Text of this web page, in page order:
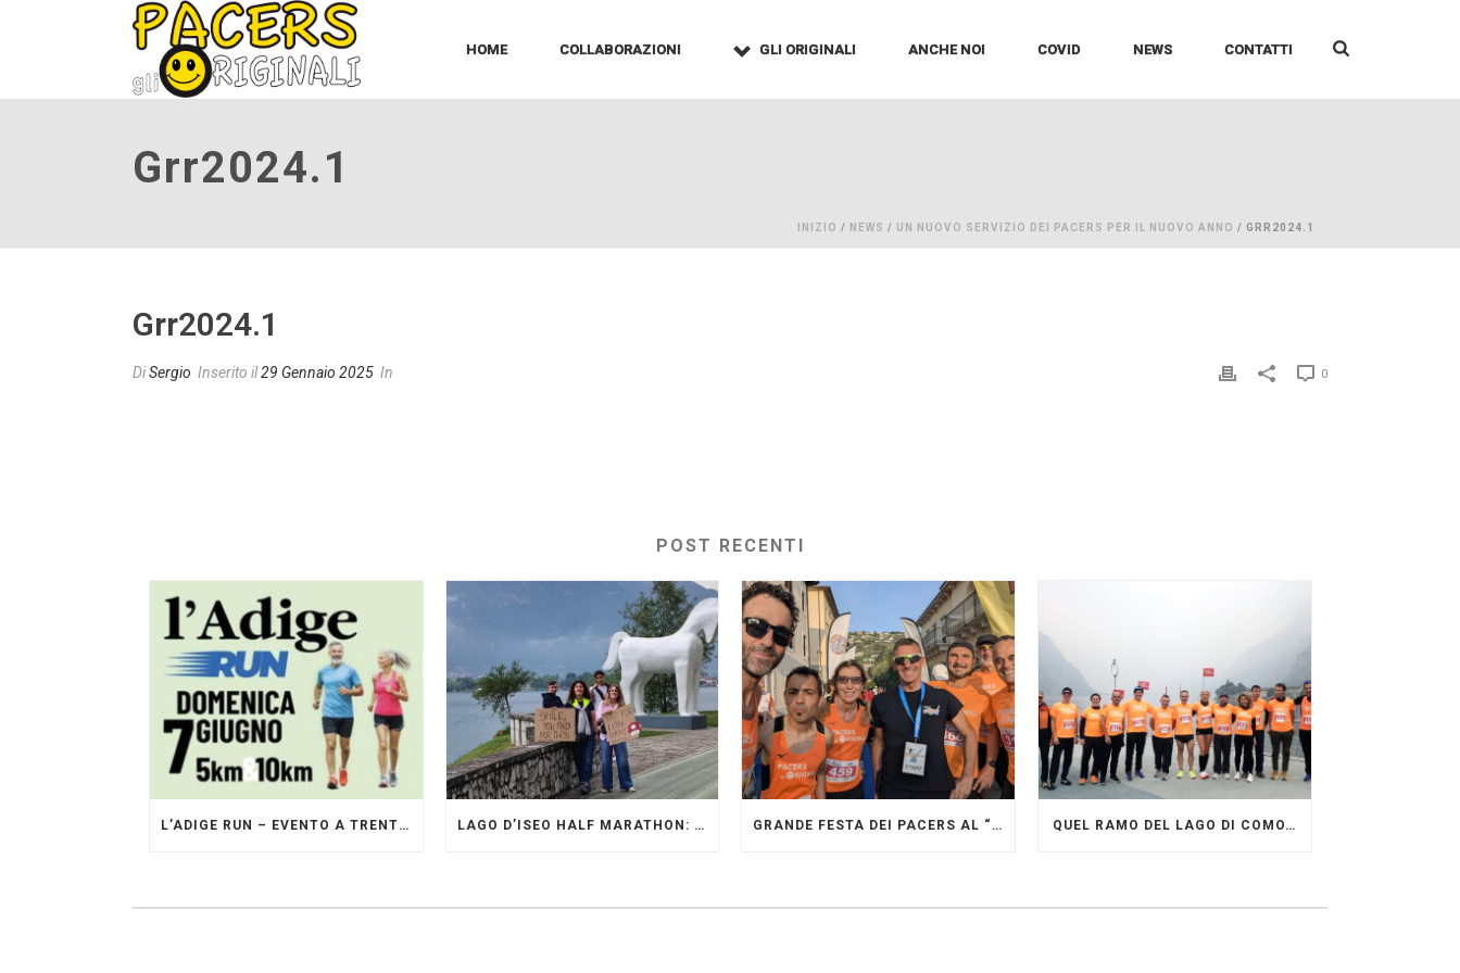
HOME COLLABORAZIONI GLI ORIGINALI ANCHE NOI COVID NEWS CONTATTI
Grr2024.1
INIZIO / NEWS / UN NUOVO SERVIZIO DEI PACERS PER IL NUOVO ANNO / GRR2024.1
Grr2024.1
DiSergio Inserito il29 Gennaio 2025 In 0
POST RECENTI
L’ADIGE RUN – EVENTO A TRENTO GESTITO DAI PACERS GLI ORIGINALI LAGO D’ISEO HALF MARATHON: ORIGINALI PRESENTI GRANDE FESTA DEI PACERS AL “GARDA LAKE RUNNING FESTIVAL” QUEL RAMO DEL LAGO DI COMO…